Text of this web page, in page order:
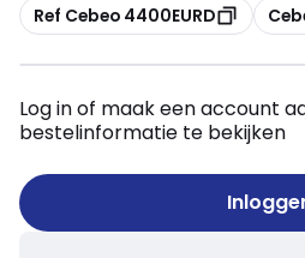
Kopiëren
Ref Cebeo 4400EURD
Log in of maak een account
bestelinformatie te bekijken